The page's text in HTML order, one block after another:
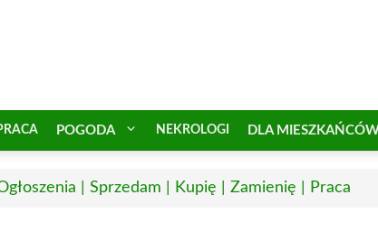
POGODA NEKROLOGI DLA
| Sprzedam | Kupię | Zamienię | Praca